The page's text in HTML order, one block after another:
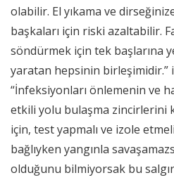
olabilir. El yıkama ve
başkaları için riski azaltabilir.
söndürmek için tek başlarına
yaratan hepsinin birleşimidir.”
“İnfeksiyonları önlemenin ve
etkili yolu bulaşma zincirlerini
için, test yapmalı ve izole
bağlıyken yangınla
olduğunu bilmiyorsak bu